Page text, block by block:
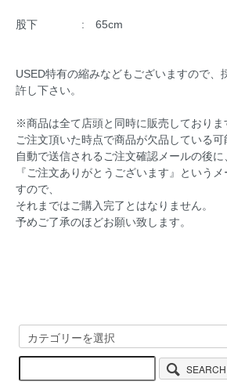
股下 : 65cm
USED特有の縮みなどもございますので、
許し下さい。
※商品は全て店頭と同時に販売しておりま
ご注文頂いた時点で商品が欠品している可
自動で送信されるご注文確認メールの後
『ご注文ありがとうございます』という
すので、
それまではご購入完了とはなりません。
予めご了承のほどお願い致します。
SEARCH